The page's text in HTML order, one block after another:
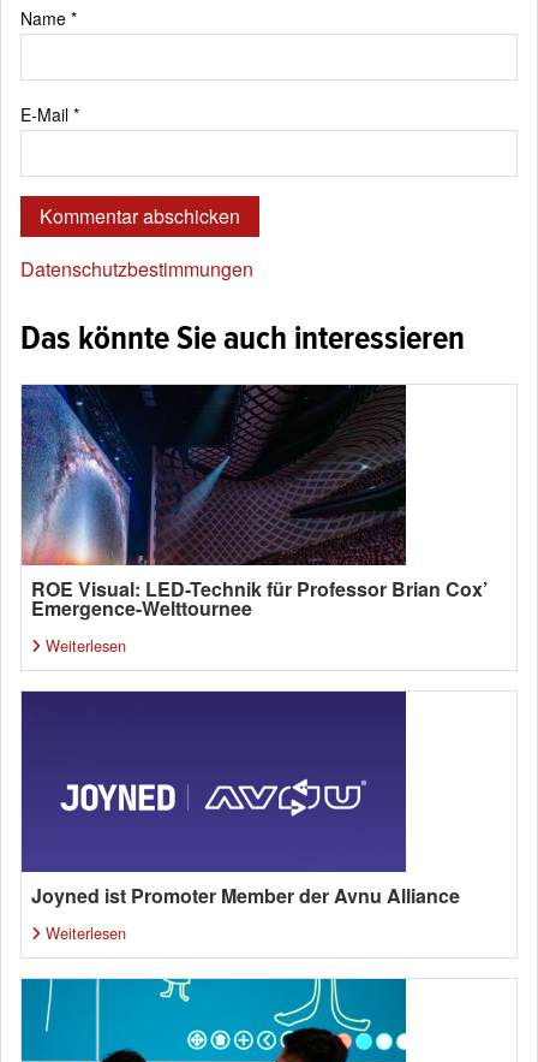
Name *
E-Mail *
Datenschutzbestimmungen
Das könnte Sie auch interessieren
ROE Visual: LED-Technik für Professor Brian Cox’
Emergence-Welttournee
Weiterlesen
Joyned ist Promoter Member der Avnu Alliance
Weiterlesen